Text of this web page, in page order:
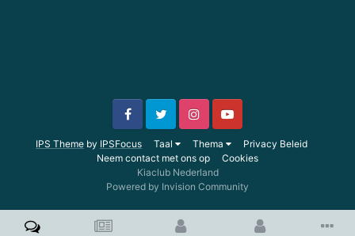
IPS Theme by IPSFocus Taal Thema
Privacy Beleid
Neem contact met ons op
Cookies
Kiaclub Nederland
Powered by Invision Community